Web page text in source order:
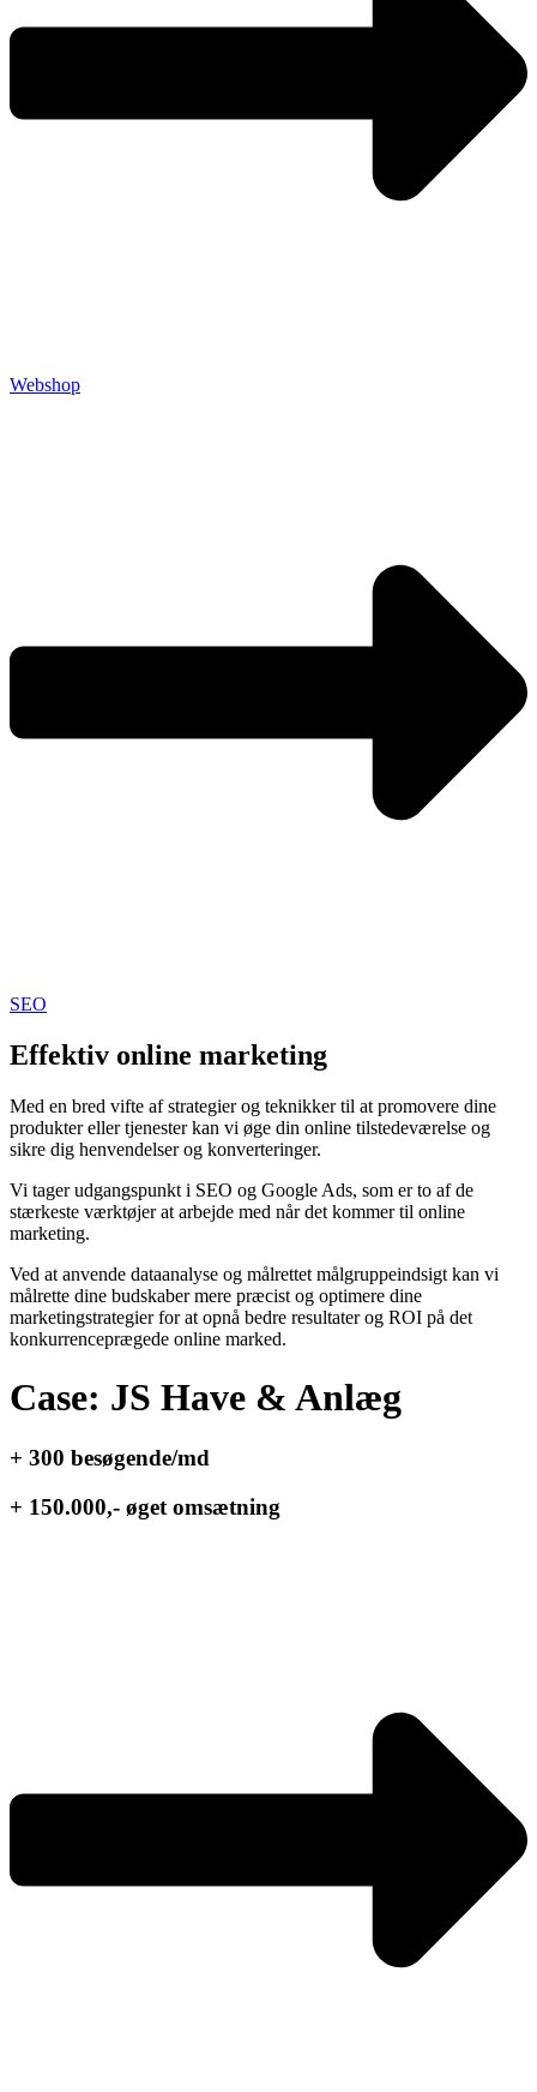
Webshop
SEO
Effektiv online marketing
Med en bred vifte af strategier og teknikker til at promovere dine
produkter eller tjenester kan vi øge din online tilstedeværelse og
sikre dig henvendelser og konverteringer.
Vi tager udgangspunkt i SEO og Google Ads, som er to af de
stærkeste værktøjer at arbejde med når det kommer til online
marketing.
Ved at anvende dataanalyse og målrettet målgruppeindsigt kan vi
målrette dine budskaber mere præcist og optimere dine
marketingstrategier for at opnå bedre resultater og ROI på det
konkurrenceprægede online marked.
Case: JS Have & Anlæg
+ 300 besøgende/md
+ 150.000,- øget omsætning